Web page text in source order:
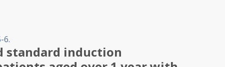
6.
standard induction